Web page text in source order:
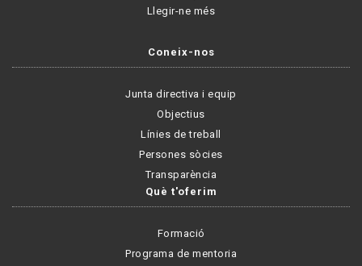
Llegir-ne més
Coneix-nos
Junta directiva i equip
Objectius
Línies de treball
Persones sòcies
Transparència
Què t'oferim
Formació
Programa de mentoria